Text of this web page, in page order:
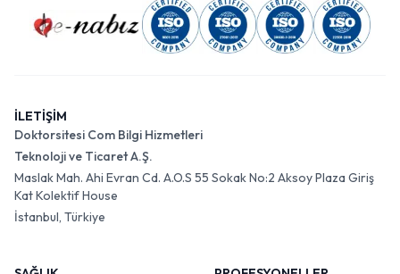
İLETİŞİM
Doktorsitesi Com Bilgi Hizmetleri
Teknoloji ve Ticaret A.Ş.
Maslak Mah. Ahi Evran Cd. A.O.S 55 Sokak No:2 Aksoy Plaza Giriş
Kat Kolektif House
İstanbul, Türkiye